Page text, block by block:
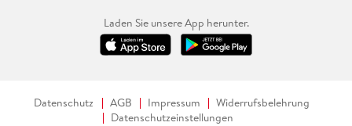
Laden Sie unsere App herunter.
Datenschutz AGB Impressum
Widerrufsbelehrung
Datenschutzeinstellungen